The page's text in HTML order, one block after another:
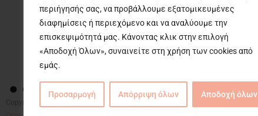
περιήγησής σας, να προβάλλουμε εξατομικευμένες
διαφημίσεις ή περιεχόμενο και να αναλύουμε την
επισκεψιμότητά μας. Κάνοντας κλικ στην επιλογή
«Αποδοχή Όλων», συναινείτε στη χρήση των cookies από
εμάς.
Προσαρμογή Απόρριψη όλων Αποδοχή όλων
….
Copyright © 2025 Evita News. All Rights Reserved.